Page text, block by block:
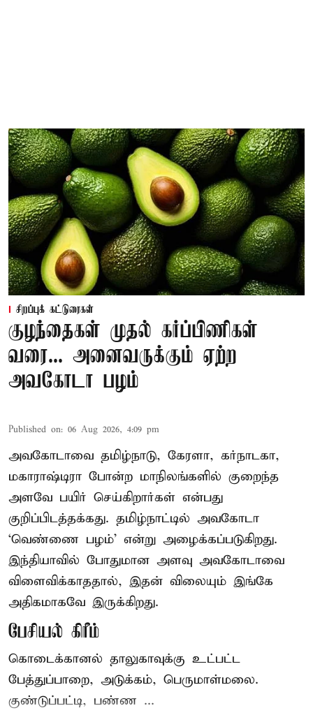
சிறப்புக் கட்டுரைகள்
குழந்தைகள் முதல் கர்ப்பிணிகள்
வரை... அனைவருக்கும் ஏற்ற
அவகோடா பழம்
Published on: 06 Aug 2026, 4:09 pm
அவகோடாவை தமிழ்நாடு, கேரளா, கர்நாடகா,
மகாராஷ்டிரா போன்ற மாநிலங்களில் குறைந்த
அளவே பயிர் செய்கிறார்கள் என்பது
குறிப்பிடத்தக்கது. தமிழ்நாட்டில் அவகோடா
‘வெண்ணை பழம்’ என்று அழைக்கப்படுகிறது.
இந்தியாவில் போதுமான அளவு அவகோடாவை
விளைவிக்காததால், இதன் விலையும் இங்கே
அதிகமாகவே இருக்கிறது.
பேசியல் கிரீம்
கொடைக்கானல் தாலுகாவுக்கு உட்பட்ட
பேத்துப்பாறை, அடுக்கம், பெருமாள்மலை.
குண்டுப்பட்டி, பண்ண ...